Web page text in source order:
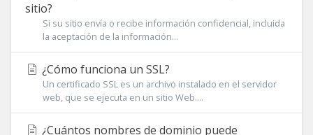
sitio?
Si su sitio envía o recibe información confidencial, incluida
la aceptación de la información...
¿Cómo funciona un SSL?
Un certificado SSL es un archivo instalado en el servidor
web, que se ejecuta en un sitio Web....
¿Cuántos nombres de dominio puede